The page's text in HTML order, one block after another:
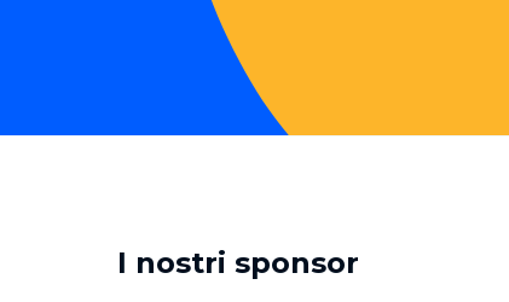
I nostri sponsor